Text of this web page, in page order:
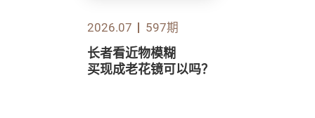
2026.07 597期
长者看近物模糊
买现成老花镜可以吗？